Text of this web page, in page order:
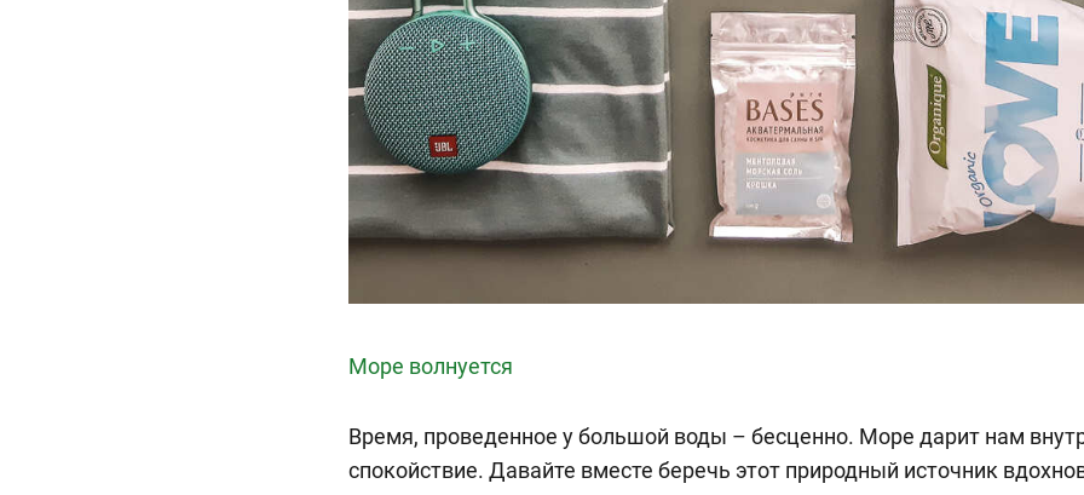
Море волнуется
Время, проведенное у большой воды – бесценно. Море дарит нам
спокойствие. Давайте вместе беречь этот природный источник